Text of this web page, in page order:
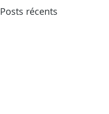
Posts récents